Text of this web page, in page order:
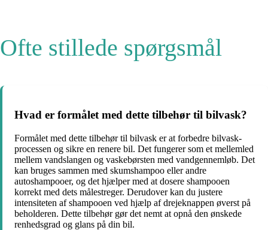
Ofte stillede spørgsmål
Hvad er formålet med dette tilbehør til bilvask?
Formålet med dette tilbehør til bilvask er at forbedre bilvask-
processen og sikre en renere bil. Det fungerer som et mellemled
mellem vandslangen og vaskebørsten med vandgennemløb. Det
kan bruges sammen med skumshampoo eller andre
autoshampooer, og det hjælper med at dosere shampooen
korrekt med dets målestreger. Derudover kan du justere
intensiteten af shampooen ved hjælp af drejeknappen øverst på
beholderen. Dette tilbehør gør det nemt at opnå den ønskede
renhedsgrad og glans på din bil.